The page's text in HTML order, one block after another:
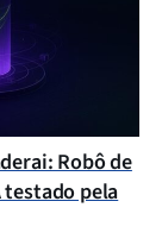
Robô de
testado pela